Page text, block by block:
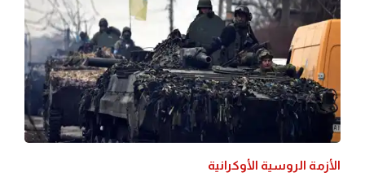
الأزمة الروسية الأوكرانية